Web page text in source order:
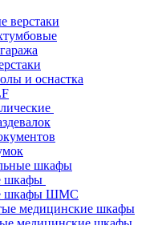
верстаки
и оснастка
шкафы
шкафы
шкафы ШМС
медицинские шкафы